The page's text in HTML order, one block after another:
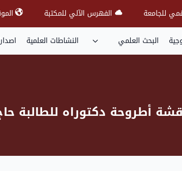
للجامعة الفهرس الآلي للمكتبة
البحث العلمي النشاطات العلمية
أطروحة دكتوراه للطالبة